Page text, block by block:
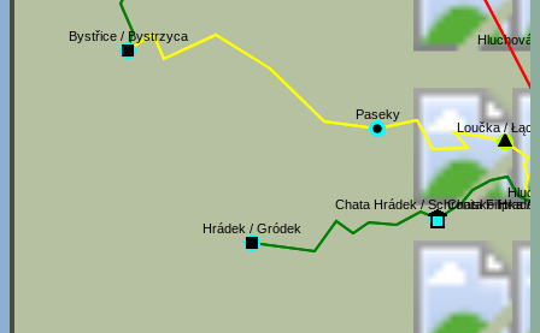
Bystřice / Bystrzyca
Chata Filipka /
Chata Hrádek / Schronisko Hradek
Hluchová
Hrádek / Gródek
Loučka /
Paseky